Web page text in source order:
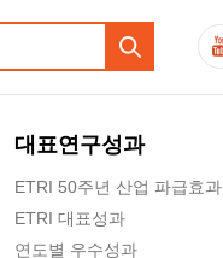
대표연구성과
ETRI 50주년 산업 파급효과
ETRI 대표성과
연도별 우수성과